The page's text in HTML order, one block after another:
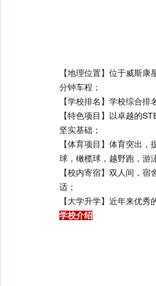
【地理位置】位于威斯
分钟车程；
【学校排名】学校综合排
【特色项目】以卓越的
坚实基础；
【体育项目】体育突出
球，橄榄球，越野跑，游
【校内寄宿】双人间，
适；
【大学升学】近年来优
学校介绍